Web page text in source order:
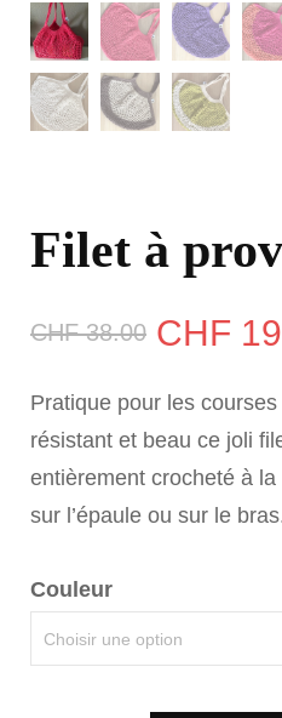
Filet à
CHF38.00 Le
prix
initial
était :
CHF
Pratique pour les
résistant et beau ce joli
entièrement crocheté à
sur l’épaule ou sur le
Couleur